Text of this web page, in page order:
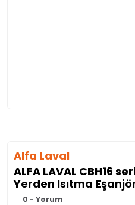
Alfa Laval
ALFA LAVAL CBH16
Yerden Isıtma
0 - Yorum